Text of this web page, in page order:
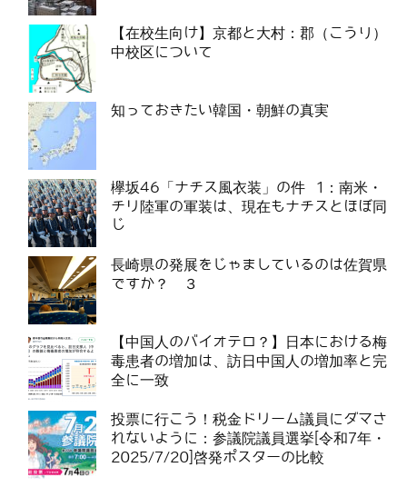
【在校生向け】京都と大村：郡（こうり）
中校区について
知っておきたい韓国・朝鮮の真実
欅坂46「ナチス風衣装」の件 1：南米・
チリ陸軍の軍装は、現在もナチスとほぼ同
じ
長崎県の発展をじゃましているのは佐賀県
ですか？ ３
【中国人のバイオテロ？】日本における梅
毒患者の増加は、訪日中国人の増加率と完
全に一致
投票に行こう！税金ドリーム議員にダマさ
れないように：参議院議員選挙[令和7年・
2025/7/20]啓発ポスターの比較